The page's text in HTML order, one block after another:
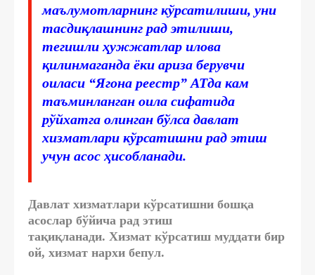
маълумотларнинг кўрсатилиши, уни
тасдиқлашнинг рад этилиши,
тегишли ҳужжатлар илова
қилинмаганда ёки ариза берувчи
оиласи “Ягона реестр” АТда кам
таъминланган оила сифатида
рўйхатга олинган бўлса давлат
хизматлари кўрсатишни рад этиш
учун асос ҳисобланади.
Давлат хизматлари кўрсатишни бошқа
асослар бўйича рад этиш
тақиқланади. Хизмат кўрсатиш муддати бир
ой, хизмат нархи бепул.